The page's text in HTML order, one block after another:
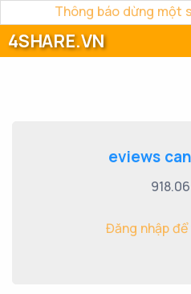
Thông báo dừng một
4SHARE.VN
eviews
Đăng nhập